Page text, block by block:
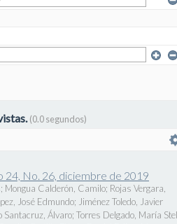
(0.0 segundos)
24, No. 26, diciembre de 2019
; Mongua Calderón, Camilo; Rojas Vergara,
José Edmundo; Jiménez Toledo, Javier
Santacruz, Álvaro; Torres Delgado, María